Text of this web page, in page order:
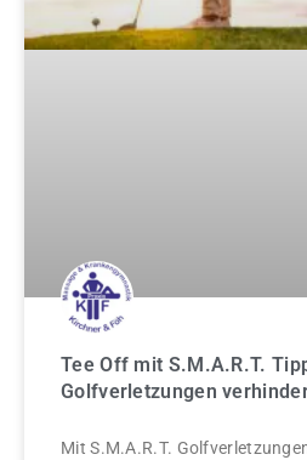
Tee Off mit S.M.A.R.T.
Golfverletzungen
Mit S.M.A.R.T.